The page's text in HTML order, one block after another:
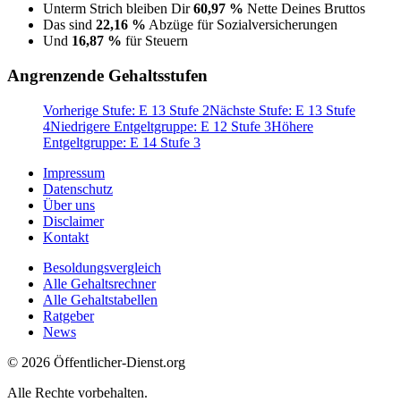
Unterm Strich bleiben Dir60,97 % Nette Deines Bruttos
Das sind 22,16 % Abzüge für Sozialversicherungen
Und 16,87 % für Steuern
Angrenzende Gehaltsstufen
Vorherige Stufe: E 13 Stufe 2Nächste Stufe: E 13 Stufe
4Niedrigere Entgeltgruppe: E 12 Stufe 3Höhere
Entgeltgruppe: E 14 Stufe 3
Impressum
Datenschutz
Über uns
Disclaimer
Kontakt
Besoldungsvergleich
Alle Gehaltsrechner
Alle Gehaltstabellen
Ratgeber
News
© 2026 Öffentlicher-Dienst.org
Alle Rechte vorbehalten.